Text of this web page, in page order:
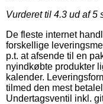
Vurderet til 4.3 ud af 5
De fleste internet
forskellige
p.t. at afsende til en
nyindkøbte produkter
kalender.
tilmed den mest
Undertagsventil inkl.